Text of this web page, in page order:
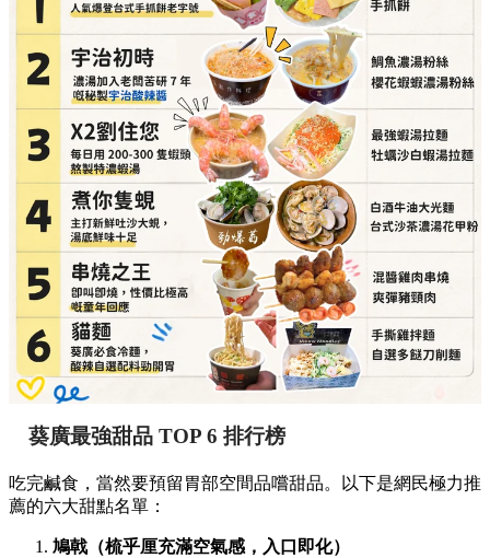
葵廣最強甜品 TOP 6 排行榜
吃完鹹食，當然要預留胃部空間品嚐甜品。以下是網民極力推
薦的六大甜點名單：
鳩戟（梳乎厘充滿空氣感，入口即化）